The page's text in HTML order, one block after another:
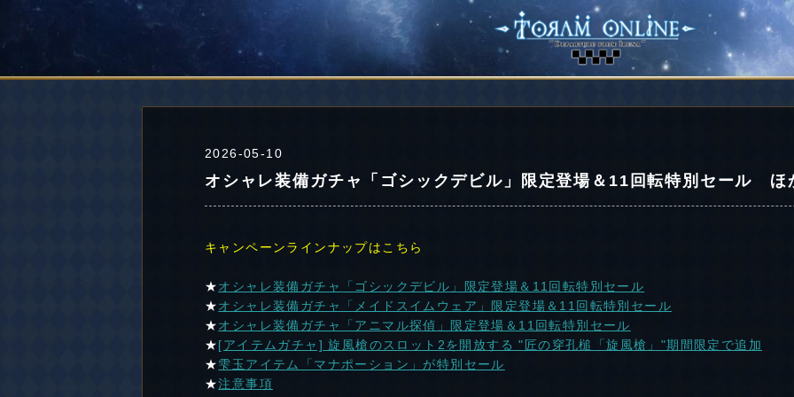
2026-05-10
オシャレ装備ガチャ「ゴシックデビル」限定登場＆11回転特別セール ほ
キャンペーンラインナップはこちら
★オシャレ装備ガチャ「ゴシックデビル」限定登場＆11回転特別セール
★オシャレ装備ガチャ「メイドスイムウェア」限定登場＆11回転特別セール
★オシャレ装備ガチャ「アニマル探偵」限定登場＆11回転特別セール
★[アイテムガチャ] 旋風槍のスロット2を開放する "匠の穿孔槌「旋風槍」"期間限定で追加
★雫玉アイテム「マナポーション」が特別セール
★注意事項